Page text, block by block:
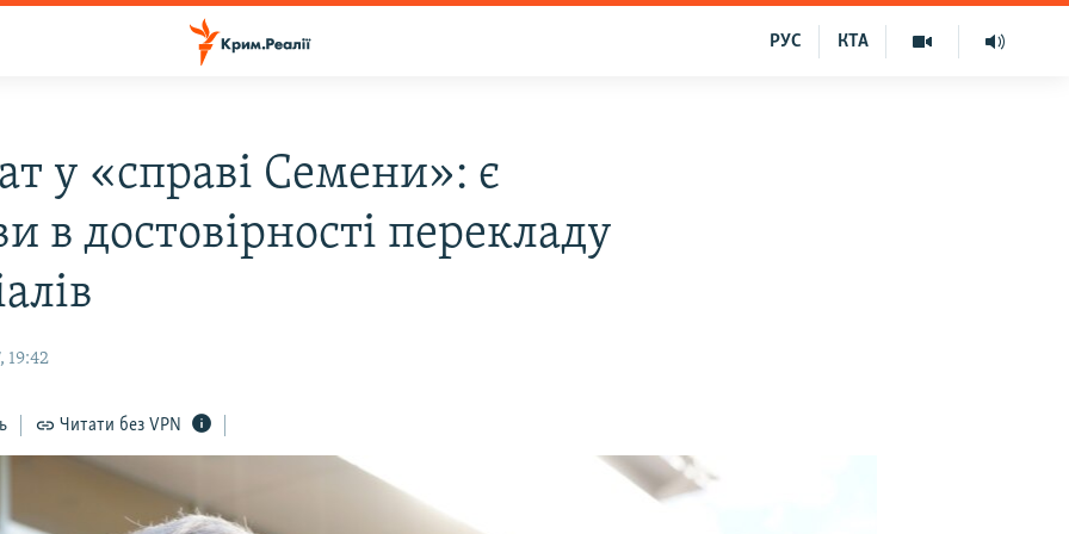
КТА
РУС
у «справі Семени»: є
в достовірності перекладу
19:42
Читати без VPN